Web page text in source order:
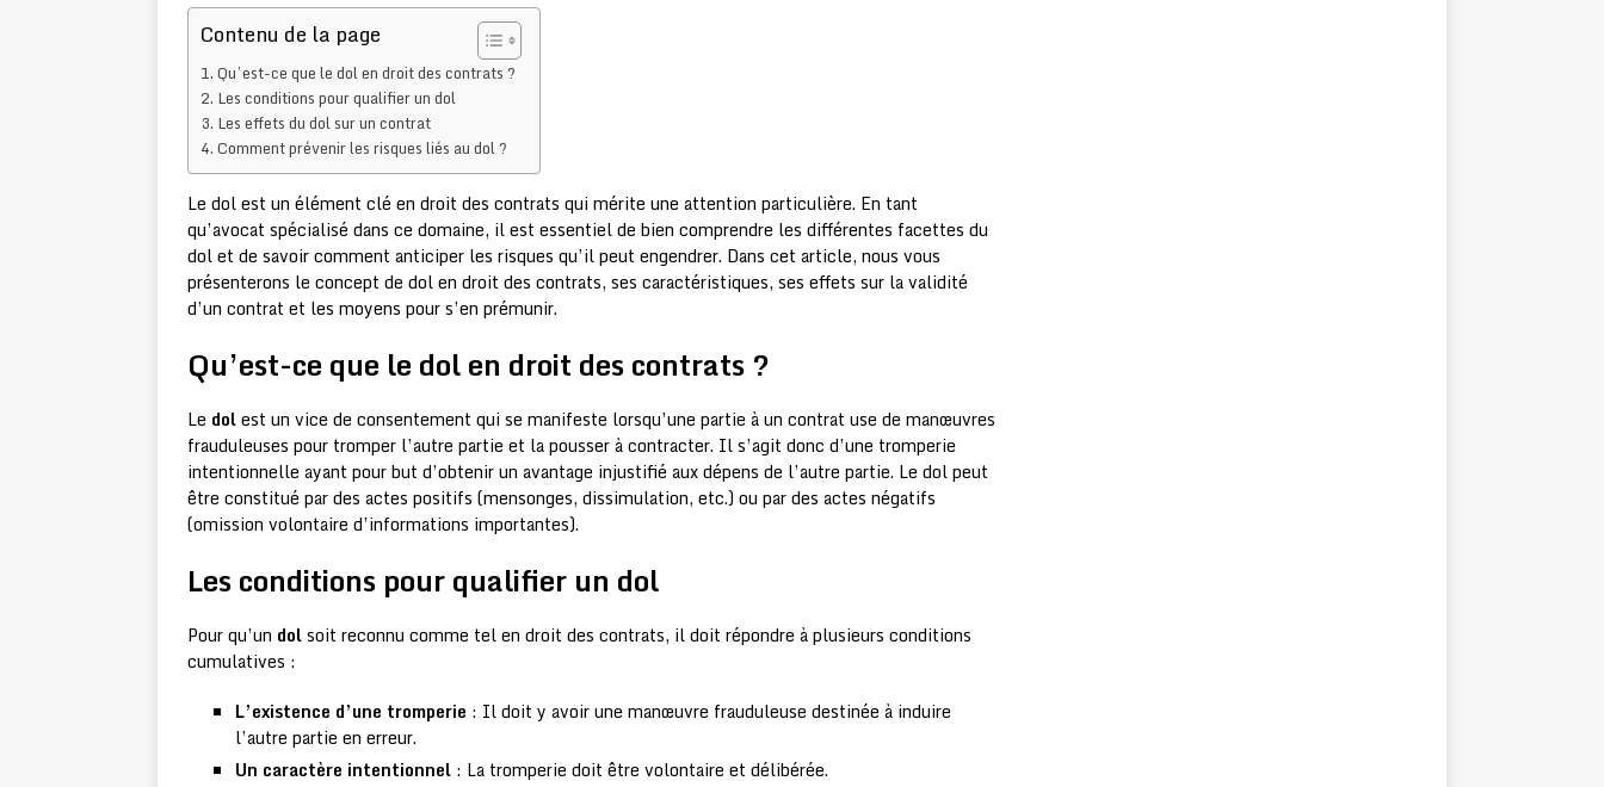
Contenu de la page
Qu’est-ce que le dol en droit des contrats ?
Les conditions pour qualifier un dol
Les effets du dol sur un contrat
Comment prévenir les risques liés au dol ?
Le dol est un élément clé en droit des contrats qui mérite une attention particulière. En tant
qu’avocat spécialisé dans ce domaine, il est essentiel de bien comprendre les différentes facettes du
dol et de savoir comment anticiper les risques qu’il peut engendrer. Dans cet article, nous vous
présenterons le concept de dol en droit des contrats, ses caractéristiques, ses effets sur la validité
d’un contrat et les moyens pour s’en prémunir.
Qu’est-ce que le dol en droit des contrats ?
Le dolest un vice de consentement qui se manifeste lorsqu’une partie à un contrat use de manœuvres
frauduleuses pour tromper l’autre partie et la pousser à contracter. Il s’agit donc d’une tromperie
intentionnelle ayant pour but d’obtenir un avantage injustifié aux dépens de l’autre partie. Le dol peut
être constitué par des actes positifs (mensonges, dissimulation, etc.) ou par des actes négatifs
(omission volontaire d’informations importantes).
Les conditions pour qualifier un dol
Pour qu’un dolsoit reconnu comme tel en droit des contrats, il doit répondre à plusieurs conditions
cumulatives :
L’existence d’une tromperie : Il doit y avoir une manœuvre frauduleuse destinée à induire
l’autre partie en erreur.
Un caractère intentionnel : La tromperie doit être volontaire et délibérée.